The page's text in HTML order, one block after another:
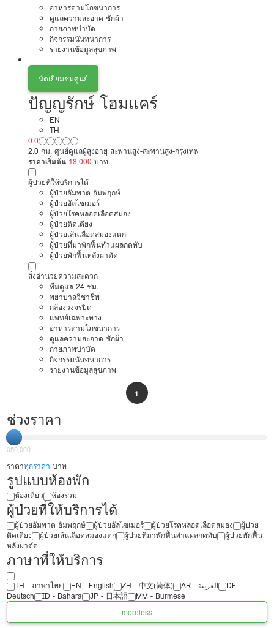
อาหารตามโภชนาการ
ดูแลความสะอาด ซักผ้า
กายภาพบำบัด
กิจกรรมนันทนาการ
รายงานข้อมูลสุขภาพ
นัดเยี่ยมชมศูนย์
ปัญญรักษ์ โฮมแคร์
EN
TH
0.0
2.0 กม. ศูนย์ดูแลผู้สูงอายุ สะพานสูง-สะพานสูง-กรุงเทพ
ราคาเริ่มต้น 18,000 บาท
ผู้ป่วยที่ให้บริการได้
ผู้ป่วยอัมพาต อัมพฤกษ์
ผู้ป่วยอัลไซเมอร์
ผู้ป่วยโรคหลอดเลือดสมอง
ผู้ป่วยติดเตียง
ผู้ป่วยเส้นเลือดสมองแตก
ผู้ป่วยที่มาพักฟื้นทำแผลกดทับ
ผู้ป่วยพักฟื้นหลังผ่าตัด
สิ่งอำนวยความสะดวก
ทีมดูแล 24 ชม.
พยาบาลวิชาชีพ
กล้องวงจรปิด
แพทย์เฉพาะทาง
อาหารตามโภชนาการ
ดูแลความสะอาด ซักผ้า
กายภาพบำบัด
กิจกรรมนันทนาการ
รายงานข้อมูลสุขภาพ
1
ช่วงราคา
050,000
ราคาทุกราคา บาท
รูปแบบห้องพัก
ห้องเดียว ห้องรวม
ผู้ป่วยที่ให้บริการได้
ผู้ป่วยอัมพาต อัมพฤกษ์ ผู้ป่วยอัลไซเมอร์ ผู้ป่วยโรคหลอดเลือดสมอง
ผู้ป่วย
ติดเตียง
ผู้ป่วยเส้นเลือดสมองแตก ผู้ป่วยที่มาพักฟื้นทำแผลกดทับ
ผู้ป่วยพักฟื้น
หลังผ่าตัด
ภาษาที่ให้บริการ
TH - ‏ภาษาไทย EN - English ZH - 中文(简体) ‏AR - ‏العربية‏
DE -
Deutsch
ID - Bahara JP - 日本語
MM - Burmese
moreless